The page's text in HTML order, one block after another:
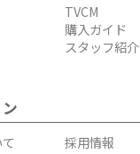
TVCM
購入ガイド
スタッフ紹介
採用情報